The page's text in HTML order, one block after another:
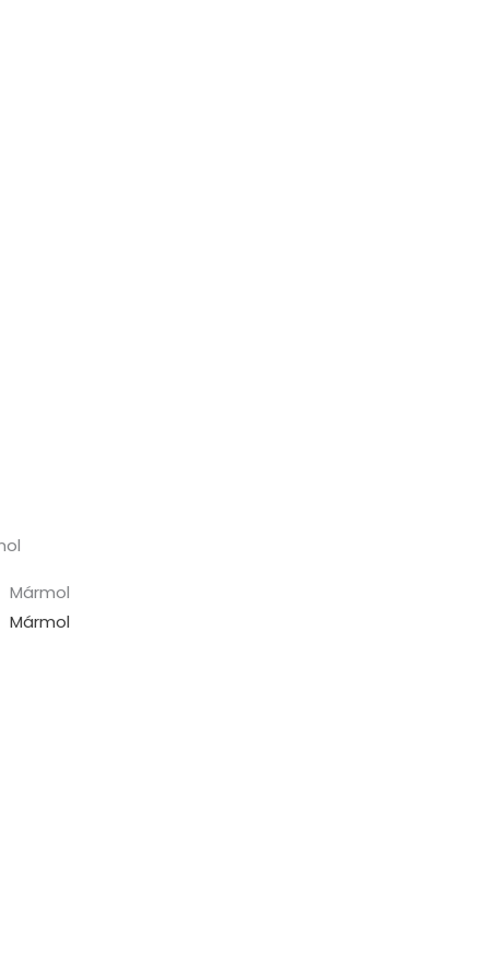
Mármol
Mármol